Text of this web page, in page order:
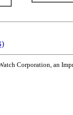
Corporation, an